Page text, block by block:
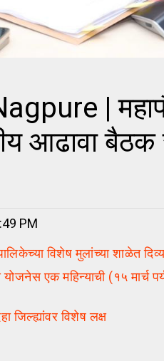
|
आढावा
PM
विशेष मुलांच्या शाळेत
एक महिन्याची (१५ मार्च
जिल्ह्यांवर विशेष लक्ष